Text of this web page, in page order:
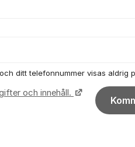
ditt telefonnummer visas aldrig
och innehåll.